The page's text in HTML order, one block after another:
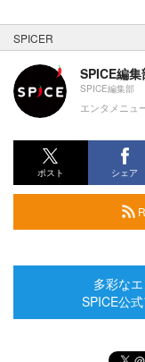
SPICER
SPICE編集
SPICE編集部
エンタメニュ
ポスト シェア
多彩な
SPICE公